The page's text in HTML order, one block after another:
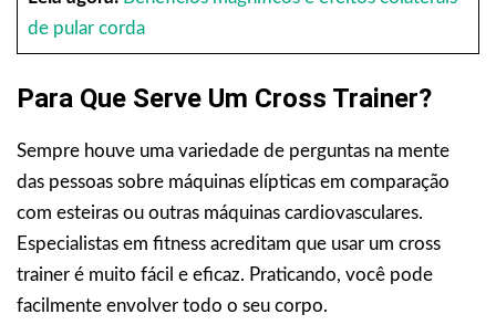
de pular corda
Para Que Serve Um Cross Trainer?
Sempre houve uma variedade de perguntas na mente
das pessoas sobre máquinas elípticas em comparação
com esteiras ou outras máquinas cardiovasculares.
Especialistas em fitness acreditam que usar um cross
trainer é muito fácil e eficaz. Praticando, você pode
facilmente envolver todo o seu corpo.